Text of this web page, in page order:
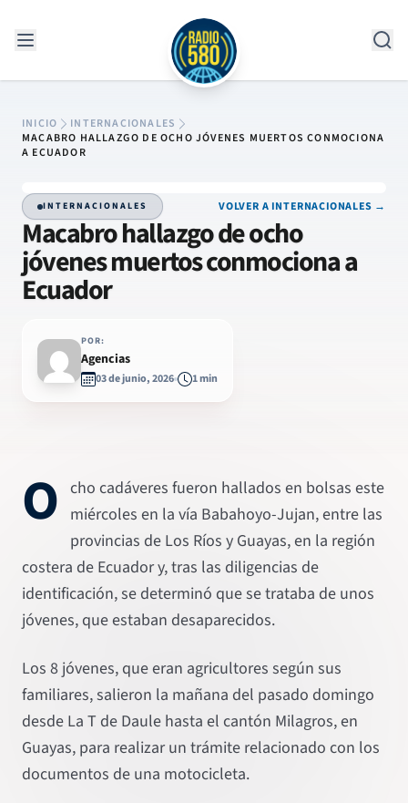
INICIO
INTERNACIONALES
MACABRO HALLAZGO DE OCHO JÓVENES MUERTOS CONMOCIONA
A ECUADOR
INTERNACIONALES VOLVER A INTERNACIONALES →
Macabro hallazgo de ocho
jóvenes muertos conmociona a
Ecuador
POR:
Agencias
03 de junio, 2026 1 min
O cho cadáveres fueron hallados en bolsas este
miércoles en la vía Babahoyo-Jujan, entre las
provincias de Los Ríos y Guayas, en la región
costera de Ecuador y, tras las diligencias de
identificación, se determinó que se trataba de unos
jóvenes, que estaban desaparecidos.
Los 8 jóvenes, que eran agricultores según sus
familiares, salieron la mañana del pasado domingo
desde La T de Daule hasta el cantón Milagros, en
Guayas, para realizar un trámite relacionado con los
documentos de una motocicleta.